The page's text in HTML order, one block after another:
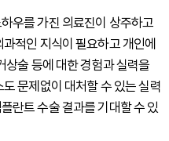
우를 가진 의료진이 상주하고
적인 지식이 필요하고 개인에
상술 등에 대한 경험과 실력을
문제없이 대처할 수 있는 실력
란트 수술 결과를 기대할 수 있